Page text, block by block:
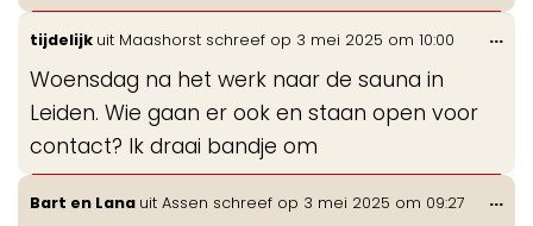
tijdelijk uit Maashorst schreef op 3 mei 2025 om 10:00
Woensdag na het werk naar de sauna in
Leiden. Wie gaan er ook en staan open voor
contact? Ik draai bandje om
...
Bart en Lana uit Assen schreef op 3 mei 2025 om 09:27 ...